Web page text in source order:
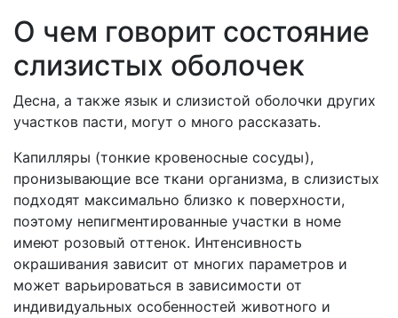
О чем говорит состояние
слизистых оболочек
Десна, а также язык и слизистой оболочки других
участков пасти, могут о много рассказать.
Капилляры (тонкие кровеносные сосуды),
пронизывающие все ткани организма, в слизистых
подходят максимально близко к поверхности,
поэтому непигментированные участки в номе
имеют розовый оттенок. Интенсивность
окрашивания зависит от многих параметров и
может варьироваться в зависимости от
индивидуальных особенностей животного и